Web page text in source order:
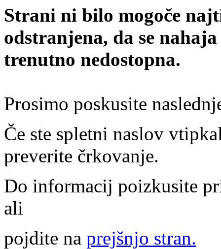
Strani ni bilo mogoče
odstranjena, da se
trenutno nedostopna.
Prosimo poskusite
Če ste spletni naslov
preverite črkovanje.
Do informacij poizkusite
ali
pojdite na prejšnjo stran.